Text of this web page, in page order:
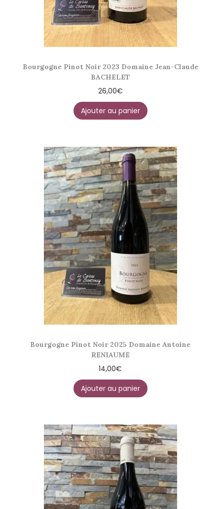
Bourgogne Pinot Noir 2023 Domaine Jean-Claude
BACHELET
26,00€
Ajouter au panier
Bourgogne Pinot Noir 2025 Domaine Antoine
RENIAUME
14,00€
Ajouter au panier